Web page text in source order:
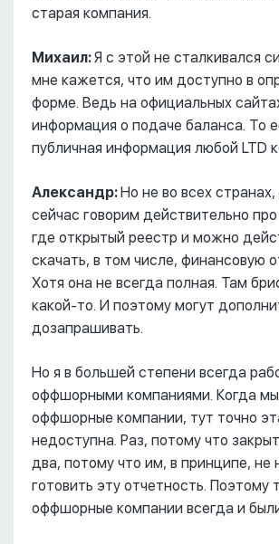
старая компания.
Михаил:Я с этой не сталкивался
мне кажется, что им доступно в
форме. Ведь на официальных
информация о подаче баланса. То
публичная информация любой LTD
Александр:Но не во всех
сейчас говорим действительно
где открытый реестр и можно
скачать, в том числе, финансовую
Хотя она не всегда полная. Там
какой-то. И поэтому могут
дозапрашивать.
Но я в большей степени всегда
оффшорными компаниями. Когда мы
оффшорные компании, тут точно
недоступна. Раз, потому что
два, потому что им, в принципе, не
готовить эту отчетность. Поэтому
оффшорные компании всегда и